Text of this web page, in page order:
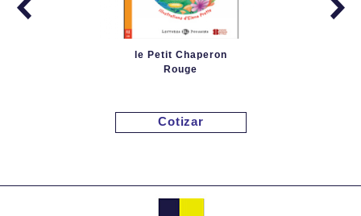
le Petit Chaperon
Rouge
Cotizar